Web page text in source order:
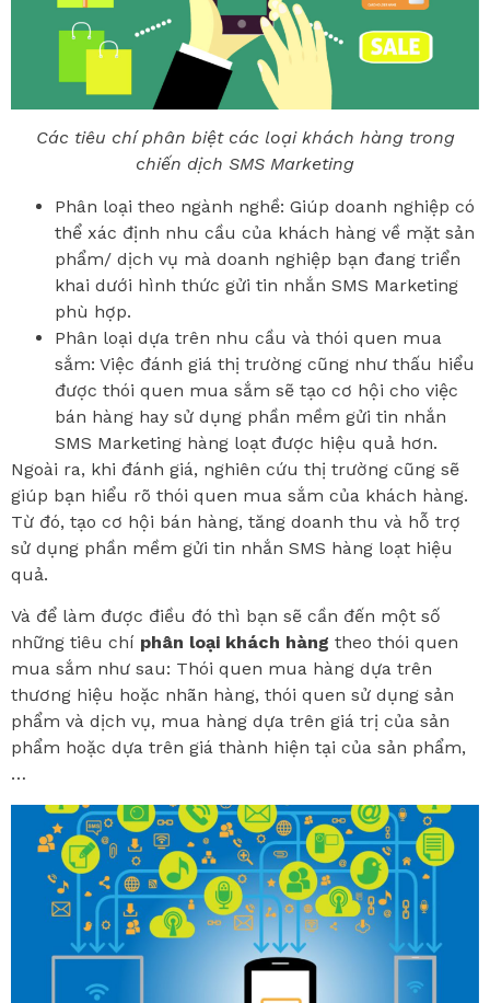
Các tiêu chí phân biệt các loại khách hàng trong
chiến dịch SMS Marketing
Phân loại theo ngành nghề: Giúp doanh nghiệp có
thể xác định nhu cầu của khách hàng về mặt sản
phẩm/ dịch vụ mà doanh nghiệp bạn đang triển
khai dưới hình thức gửi tin nhắn SMS Marketing
phù hợp.
Phân loại dựa trên nhu cầu và thói quen mua
sắm: Việc đánh giá thị trường cũng như thấu hiểu
được thói quen mua sắm sẽ tạo cơ hội cho việc
bán hàng hay sử dụng phần mềm gửi tin nhắn
SMS Marketing hàng loạt được hiệu quả hơn.
Ngoài ra, khi đánh giá, nghiên cứu thị trường cũng sẽ
giúp bạn hiểu rõ thói quen mua sắm của khách hàng.
Từ đó, tạo cơ hội bán hàng, tăng doanh thu và hỗ trợ
sử dụng phần mềm gửi tin nhắn SMS hàng loạt hiệu
quả.
Và để làm được điều đó thì bạn sẽ cần đến một số
những tiêu chí phân loại khách hàng theo thói quen
mua sắm như sau: Thói quen mua hàng dựa trên
thương hiệu hoặc nhãn hàng, thói quen sử dụng sản
phẩm và dịch vụ, mua hàng dựa trên giá trị của sản
phẩm hoặc dựa trên giá thành hiện tại của sản phẩm,
…